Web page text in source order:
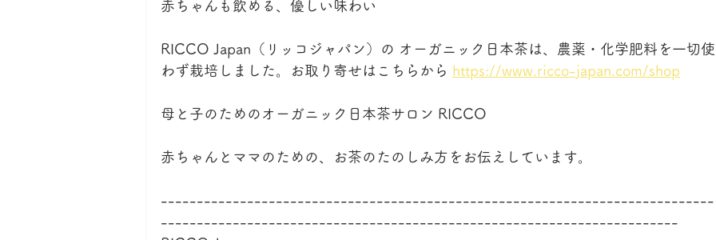
赤ちゃんも飲める、優しい味わい
RICCO Japan（リッコジャパン）の オーガニック日本茶は、農薬・化学肥料を一切使
わず栽培しました。お取り寄せはこちらから https://www.ricco-japan.com/shop
母と子のためのオーガニック日本茶サロン RICCO
赤ちゃんとママのための、お茶のたのしみ方をお伝えしています。
-----------------------------------------------------------------------------
------------------------------------------------------------------------